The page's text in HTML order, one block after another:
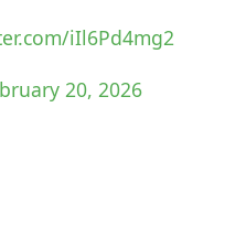
iIl6Pd4mg2
20, 2026